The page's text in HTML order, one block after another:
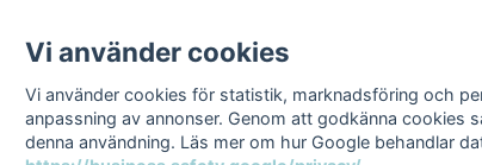
Vi använder cookies
Vi använder cookies för statistik, marknadsföring och
anpassning av annonser. Genom att godkänna cookies
denna användning. Läs mer om hur Google behandlar